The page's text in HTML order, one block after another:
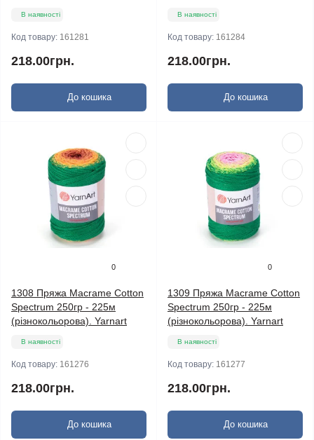
В наявності
Код товару: 161281
218.00грн.
До кошика
В наявності
Код товару: 161284
218.00грн.
До кошика
0
1308 Пряжа Macrame Cotton
Spectrum 250гр - 225м
(різнокольорова). Yarnart
В наявності
Код товару: 161276
218.00грн.
До кошика
0
1309 Пряжа Macrame Cotton
Spectrum 250гр - 225м
(різнокольорова). Yarnart
В наявності
Код товару: 161277
218.00грн.
До кошика